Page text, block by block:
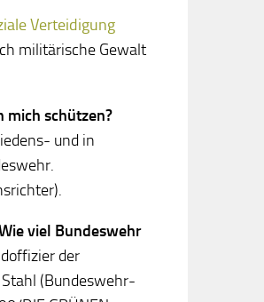
Verteidigung
militärische Gewalt
mich schützen?
und in
viel Bundeswehr
der
(Bundeswehr-